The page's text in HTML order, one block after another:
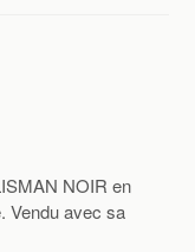
NOIR en
Vendu avec sa